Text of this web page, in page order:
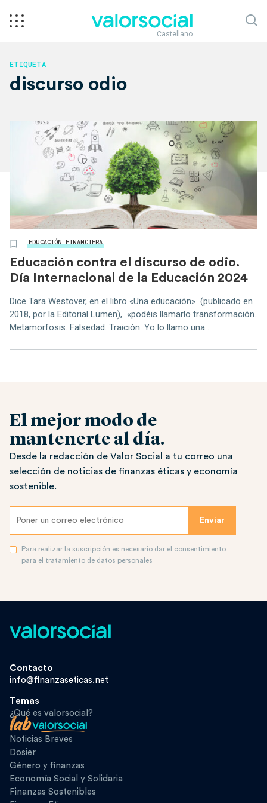
Castellano
ETIQUETA
discurso odio
EDUCACIÓN FINANCIERA
Educación contra el discurso de odio.
Día Internacional de la Educación 2024
Dice Tara Westover, en el libro «Una educación» (publicado en
2018, por la Editorial Lumen), «podéis llamarlo transformación.
Metamorfosis. Falsedad. Traición. Yo lo llamo una ...
El mejor modo de
mantenerte al día.
Desde la redacción de Valor Social a tu correo una
selección de noticias de finanzas éticas y economía
sostenible.
Para realizar la suscripción es necesario dar el consentimiento
para el tratamiento de datos personales
Contacto
info@finanzaseticas.net
Temas
¿Qué es valorsocial?
Noticias Breves
Dosier
Género y finanzas
Economía Social y Solidaria
Finanzas Sostenibles